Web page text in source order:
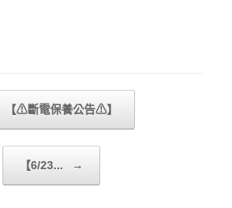
【⚠斷電保養公告⚠】
【6/23... →